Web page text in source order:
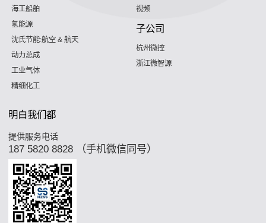
海工船舶
氢能源
沈氏节能:航空 & 航天
动力总成
工业气体
精细化工
视频
子公司
杭州微控
浙江微智源
明白我们都
提供服务电话
187 5820 8828 （手机微信同号）